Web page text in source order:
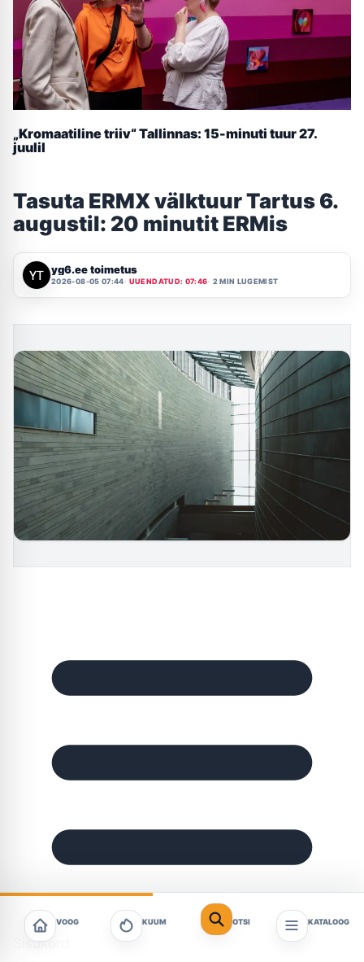
„Kromaatiline triiv“ Tallinnas: 15-minuti tuur 27.
juulil
Tasuta ERMX välktuur Tartus 6.
augustil: 20 minutit ERMis
yg6.ee toimetus
2026-08-05 07:44 UUENDATUD: 07:46 2 MIN LUGEMIST
Sisukord
VOOG KUUM OTSI KATALOOG